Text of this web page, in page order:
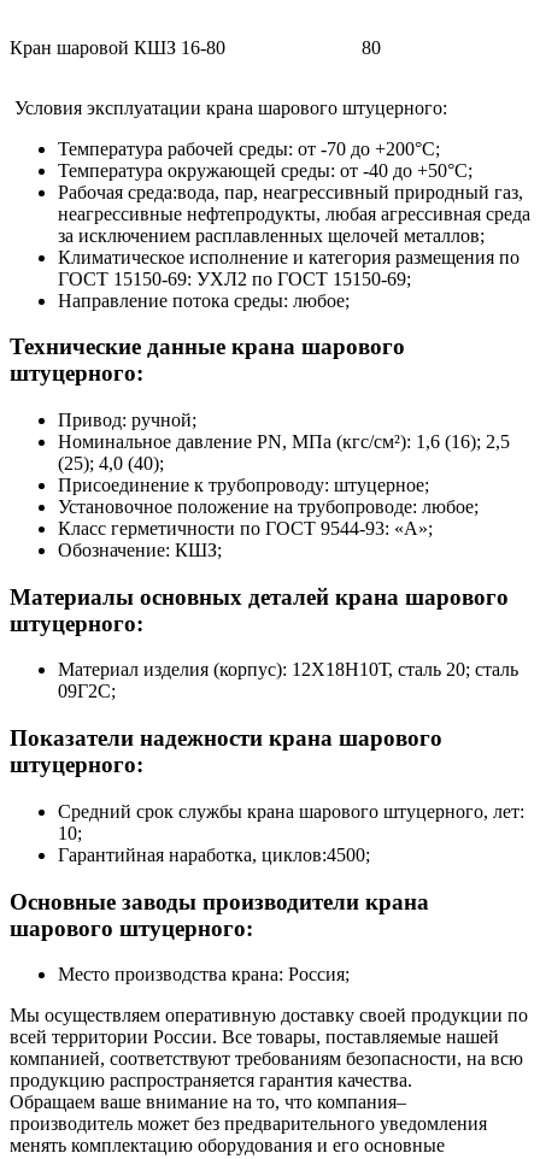
Кран шаровой КШЗ 16-80 80
Условия эксплуатации крана шарового штуцерного:
Температура рабочей среды: от -70 до +200°С;
Температура окружающей среды: от -40 до +50°С;
Рабочая среда:вода, пар, неагрессивный природный газ,
неагрессивные нефтепродукты, любая агрессивная среда
за исключением расплавленных щелочей металлов;
Климатическое исполнение и категория размещения по
ГОСТ 15150-69: УХЛ2 по ГОСТ 15150-69;
Направление потока среды: любое;
Технические данные крана шарового
штуцерного:
Привод: ручной;
Номинальное давление PN, МПа (кгс/см²): 1,6 (16); 2,5
(25); 4,0 (40);
Присоединение к трубопроводу: штуцерное;
Установочное положение на трубопроводе: любое;
Класс герметичности по ГОСТ 9544-93: «А»;
Обозначение: КШЗ;
Материалы основных деталей крана шарового
штуцерного:
Материал изделия (корпус): 12Х18Н10Т, сталь 20; сталь
09Г2С;
Показатели надежности крана шарового
штуцерного:
Средний срок службы крана шарового штуцерного, лет:
10;
Гарантийная наработка, циклов:4500;
Основные заводы производители крана
шарового штуцерного:
Место производства крана: Россия;
Мы осуществляем оперативную доставку своей продукции по
всей территории России. Все товары, поставляемые нашей
компанией, соответствуют требованиям безопасности, на всю
продукцию распространяется гарантия качества.
Обращаем ваше внимание на то, что компания–
производитель может без предварительного уведомления
менять комплектацию оборудования и его основные